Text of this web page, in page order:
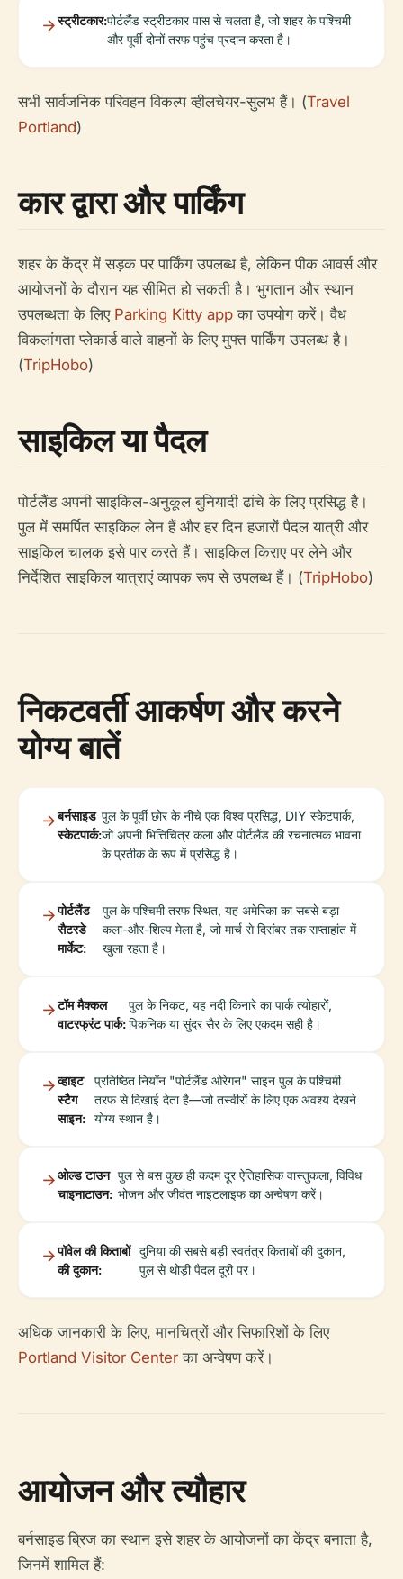
स्ट्रीटकार:पोर्टलैंड स्ट्रीटकार पास से चलता है, जो शहर के पश्चिमी
और पूर्वी दोनों तरफ पहुंच प्रदान करता है।
सभी सार्वजनिक परिवहन विकल्प व्हीलचेयर-सुलभ हैं। (Travel
Portland)
कार द्वारा और पार्किंग
शहर के केंद्र में सड़क पर पार्किंग उपलब्ध है, लेकिन पीक आवर्स और
आयोजनों के दौरान यह सीमित हो सकती है। भुगतान और स्थान
उपलब्धता के लिए Parking Kitty app का उपयोग करें। वैध
विकलांगता प्लेकार्ड वाले वाहनों के लिए मुफ्त पार्किंग उपलब्ध है।
(TripHobo)
साइकिल या पैदल
पोर्टलैंड अपनी साइकिल-अनुकूल बुनियादी ढांचे के लिए प्रसिद्ध है।
पुल में समर्पित साइकिल लेन हैं और हर दिन हजारों पैदल यात्री और
साइकिल चालक इसे पार करते हैं। साइकिल किराए पर लेने और
निर्देशित साइकिल यात्राएं व्यापक रूप से उपलब्ध हैं। (TripHobo)
निकटवर्ती आकर्षण और करने
योग्य बातें
बर्नसाइड
स्केटपार्क:
पुल के पूर्वी छोर के नीचे एक विश्व प्रसिद्ध, DIY स्केटपार्क,
जो अपनी भित्तिचित्र कला और पोर्टलैंड की रचनात्मक भावना
के प्रतीक के रूप में प्रसिद्ध है।
पोर्टलैंड
सैटरडे
मार्केट:
पुल के पश्चिमी तरफ स्थित, यह अमेरिका का सबसे बड़ा
कला-और-शिल्प मेला है, जो मार्च से दिसंबर तक सप्ताहांत में
खुला रहता है।
टॉम मैक्कल
वाटरफ्रंट पार्क:
पुल के निकट, यह नदी किनारे का पार्क त्योहारों,
पिकनिक या सुंदर सैर के लिए एकदम सही है।
व्हाइट
स्टैग
साइन:
प्रतिष्ठित नियॉन "पोर्टलैंड ओरेगन" साइन पुल के पश्चिमी
तरफ से दिखाई देता है—जो तस्वीरों के लिए एक अवश्य देखने
योग्य स्थान है।
ओल्ड टाउन
चाइनाटाउन:
पुल से बस कुछ ही कदम दूर ऐतिहासिक वास्तुकला, विविध
भोजन और जीवंत नाइटलाइफ का अन्वेषण करें।
पॉवेल की किताबों
की दुकान:
दुनिया की सबसे बड़ी स्वतंत्र किताबों की दुकान,
पुल से थोड़ी पैदल दूरी पर।
अधिक जानकारी के लिए, मानचित्रों और सिफारिशों के लिए
Portland Visitor Center का अन्वेषण करें।
आयोजन और त्यौहार
बर्नसाइड ब्रिज का स्थान इसे शहर के आयोजनों का केंद्र बनाता है,
जिनमें शामिल हैं: